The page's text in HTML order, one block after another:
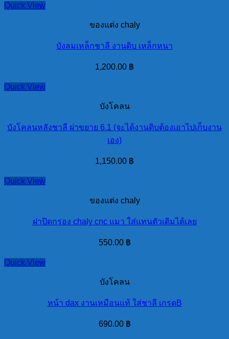
Quick View
ของแต่ง chaly
บังลมเหล็กชาลี งานดิบ เหล็กหนา
1,200.00 ฿
Quick View
บังโคลน
บังโคลนหลังชาลี ผ่าขยาย 6.1 (จะได้งานดิบต้องเอาไปเก็บงาน
เอง)
1,150.00 ฿
Quick View
ของแต่ง chaly
ฝาปิดกรอง chaly cnc แมว ใส่แทนตัวเดิมได้เลย
550.00 ฿
Quick View
บังโคลน
หน้า dax งานเหมือนแท้ ใส่ชาลี เกรดB
690.00 ฿